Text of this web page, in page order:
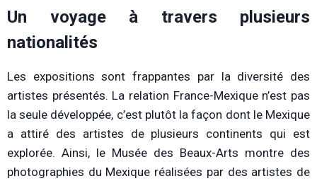
Un voyage à travers plusieurs
nationalités
Les expositions sont frappantes par la diversité des
artistes présentés. La relation France-Mexique n’est pas
la seule développée, c’est plutôt la façon dont le Mexique
a attiré des artistes de plusieurs continents qui est
explorée. Ainsi, le Musée des Beaux-Arts montre des
photographies du Mexique réalisées par des artistes de